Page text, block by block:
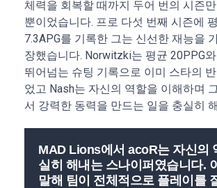
체력을 회복할 때까지 두어 번의 시즌
뿐이었습니다. 프로 다섯 번째 시즌에
7.3APG를 기록한 그는 신선한 재능을
장했습니다. Norwitzki는 평균 20PPG
뛰어넘는 슈팅 기록으로 이미 스타의
었고 Nash는 자신의 역할을 이해하며
서 강력한 동력을 만드는 일을 충실히
MAD Lions에서 acoR는 자신의
실히 해내는 스나이퍼였습니다.
말해 팀이 전체적으로 플레이를